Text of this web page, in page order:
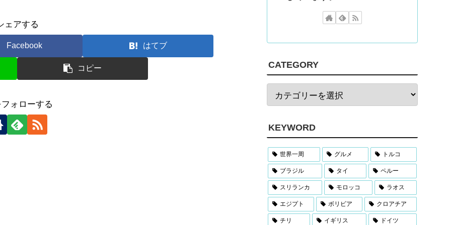
ェアする
Facebook はてブ
コピー
ォローする
CATEGORY
KEYWORD
世界一周 グルメ トルコ
ブラジル タイ ペルー
スリランカ モロッコ ラオス
エジプト ボリビア クロアチア
チリ イギリス ドイツ